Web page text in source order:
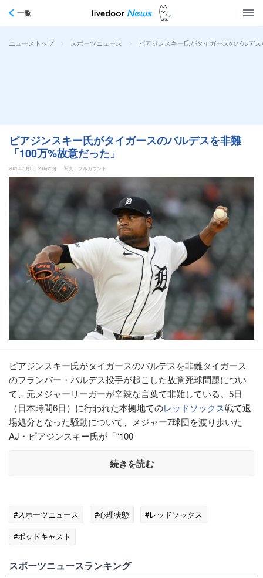
一覧
ニューストップ > スポーツニュース > ピアジンスキー氏がタイガースのバルデ
ピアジンスキー氏がタイガースのバルデスを非難
「100万%故意だった」
2026年5月8日 20時20分 写真：フルカウント
ピアジンスキー氏がタイガースのバルデスを非難タイガース
のフランバー・バルデス投手が起こした故意死球問題につい
て、元メジャーリーガーが辛辣な言葉で非難している。5日
（日本時間6日）に行われた本拠地でのレッドソックス戦で退
場処分となった騒動について、メジャー7球団を渡り歩いた
AJ・ピアジンスキー氏が「“100
続きを読む
#スポーツニュース #心理状態
#レッドソックス
#ポッドキャスト
スポーツニュースランキング